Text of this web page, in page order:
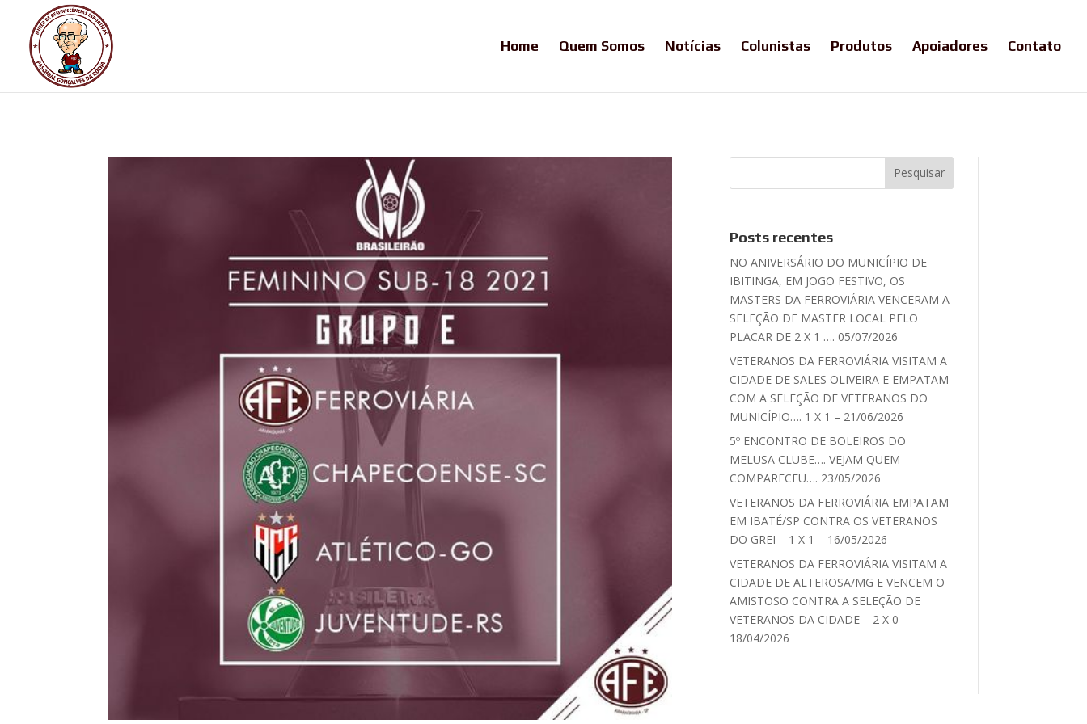
Home Quem Somos Notícias Colunistas Produtos Apoiadores Contato
Posts recentes
NO ANIVERSÁRIO DO MUNICÍPIO DE
IBITINGA, EM JOGO FESTIVO, OS
MASTERS DA FERROVIÁRIA VENCERAM A
SELEÇÃO DE MASTER LOCAL PELO
PLACAR DE 2 X 1 …. 05/07/2026
VETERANOS DA FERROVIÁRIA VISITAM A
CIDADE DE SALES OLIVEIRA E EMPATAM
COM A SELEÇÃO DE VETERANOS DO
MUNICÍPIO…. 1 X 1 – 21/06/2026
5º ENCONTRO DE BOLEIROS DO
MELUSA CLUBE…. VEJAM QUEM
COMPARECEU…. 23/05/2026
VETERANOS DA FERROVIÁRIA EMPATAM
EM IBATÉ/SP CONTRA OS VETERANOS
DO GREI – 1 X 1 – 16/05/2026
VETERANOS DA FERROVIÁRIA VISITAM A
CIDADE DE ALTEROSA/MG E VENCEM O
AMISTOSO CONTRA A SELEÇÃO DE
VETERANOS DA CIDADE – 2 X 0 –
18/04/2026